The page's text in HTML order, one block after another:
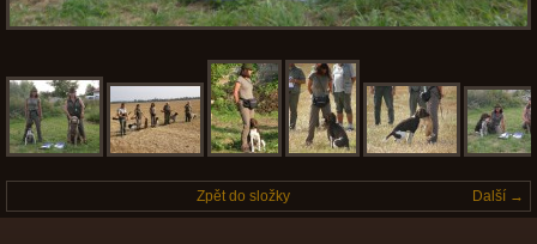
Další →
Zpět do složky